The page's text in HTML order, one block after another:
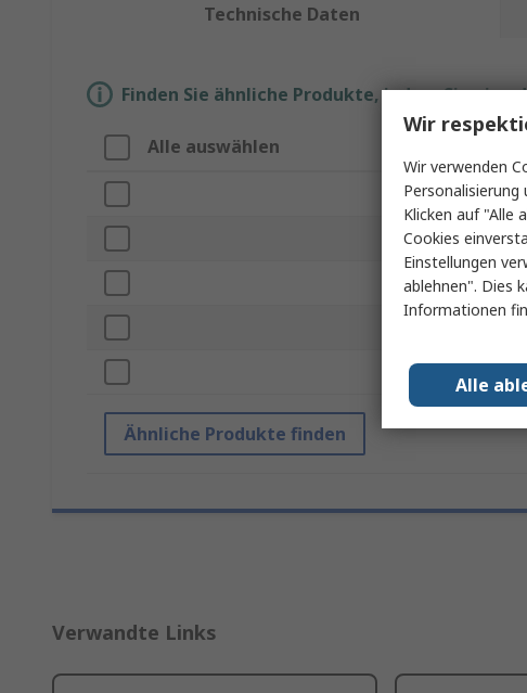
Technische Daten
Finden Sie ähnliche Produkte, indem Sie ein
Alle auswählen
Marke
Produkt Typ
Subtyp
Ähnliche Produkte finden
Verwandte Links
Wir
Wir verwenden
Klicken auf "Alle
Cookies
Einstellungen
ablehnen". Dies
Informationen
Alle